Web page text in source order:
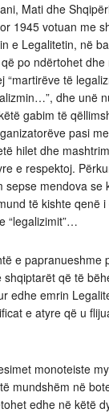
Mati dhe
1945 votuan me
e Legalitetin, në
po ndërtohet dhe
“martirëve të
dhe unë
gabim të
pasi
hilet dhe
e respektoj.
sepse mendova se
të kishte qenë
“legalizimit”…
e papranueshme
shqiptarët që të
edhe emrin
e atyre që u
monoteiste
mundshëm në
edhe në këtë